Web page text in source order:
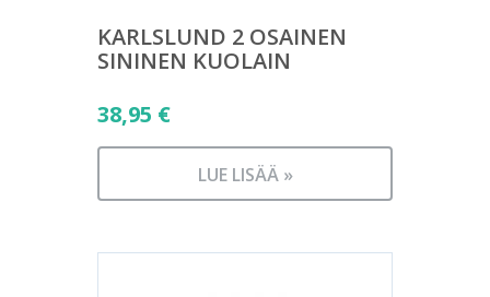
KARLSLUND 2 OSAINEN
SININEN KUOLAIN
38,95 €
LUE LISÄÄ »